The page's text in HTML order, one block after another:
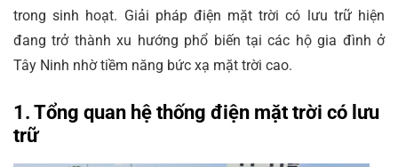
trong sinh hoạt. Giải pháp điện mặt trời có lưu trữ hiện
đang trở thành xu hướng phổ biến tại các hộ gia đình ở
Tây Ninh nhờ tiềm năng bức xạ mặt trời cao.
1. Tổng quan hệ thống điện mặt trời có lưu
trữ